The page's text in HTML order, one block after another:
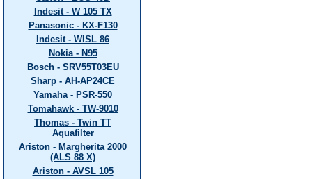
Indesit - W 105 TX
Panasonic - KX-F130
Indesit - WISL 86
Nokia - N95
Bosch - SRV55T03EU
Sharp - AH-AP24CE
Yamaha - PSR-550
Tomahawk - TW-9010
Thomas - Twin TT
Aquafilter
Ariston - Margherita 2000
(ALS 88 X)
Ariston - AVSL 105